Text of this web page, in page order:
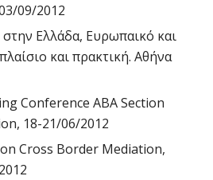
09/2012
Ελλάδα, Ευρωπαικό και
και πρακτική. Αθήνα
Conference ABA Section
18-21/06/2012
Cross Border Mediation,